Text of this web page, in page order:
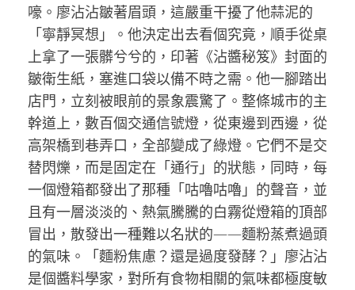
嚎。廖沾沾皺著眉頭，這嚴重干擾了他蒜泥的
「寧靜冥想」。他決定出去看個究竟，順手從桌
上拿了一張髒兮兮的，印著《沾醬秘笈》封面的
皺衛生紙，塞進口袋以備不時之需。他一腳踏出
店門，立刻被眼前的景象震驚了。整條城市的主
幹道上，數百個交通信號燈，從東邊到西邊，從
高架橋到巷弄口，全部變成了綠燈。它們不是交
替閃爍，而是固定在「通行」的狀態，同時，每
一個燈箱都發出了那種「咕嚕咕嚕」的聲音，並
且有一層淡淡的、熱氣騰騰的白霧從燈箱的頂部
冒出，散發出一種難以名狀的——麵粉蒸煮過頭
的氣味。「麵粉焦慮？還是過度發酵？」廖沾沾
是個醬料學家，對所有食物相關的氣味都極度敏